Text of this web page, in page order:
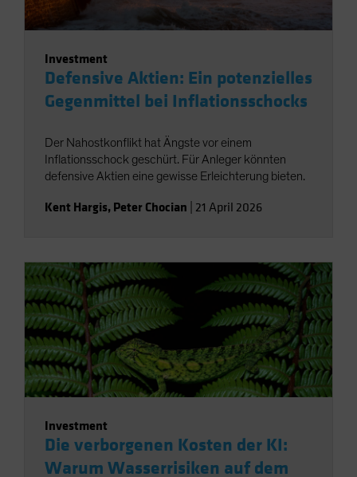
Investment
Defensive Aktien: Ein potenzielles
Gegenmittel bei Inflationsschocks
Der Nahostkonflikt hat Ängste vor einem
Inflationsschock geschürt. Für Anleger könnten
defensive Aktien eine gewisse Erleichterung bieten.
Kent Hargis, Peter Chocian 21 April 2026
Investment
Die verborgenen Kosten der KI:
Warum Wasserrisiken auf dem